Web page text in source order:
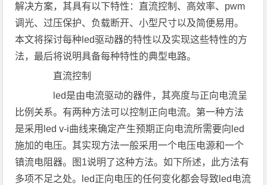
解决方案，其具有以下特性：直流控制、高效率、pwm
调光、过压保护、负载断开、小型尺寸以及简便易用。
本文将探讨每种led驱动器的特性以及实现这些特性的方
法，最后将说明具备每种特性的典型电路。
直流控制
led是由电流驱动的器件，其亮度与正向电流呈
比例关系。有两种方法可以控制正向电流。第一种方法
是采用led v-i曲线来确定产生预期正向电流所需要向led
施加的电压。其实现方法一般采用一个电压电源和一个
镇流电阻器。图1说明了这种方法。如下所述，此方法有
多项不足之处。led正向电压的任何变化都会导致led电流